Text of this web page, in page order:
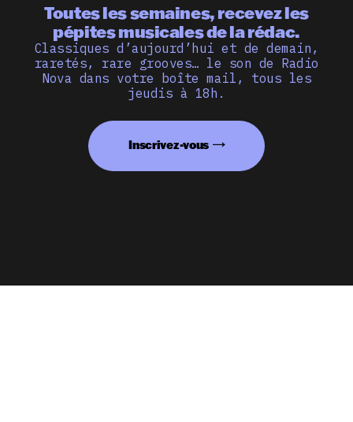
Toutes les semaines, recevez les
pépites musicales de la rédac.
Classiques d’aujourd’hui et de demain,
raretés, rare grooves… le son de Radio
Nova dans votre boîte mail, tous les
jeudis à 18h.
Inscrivez-vous